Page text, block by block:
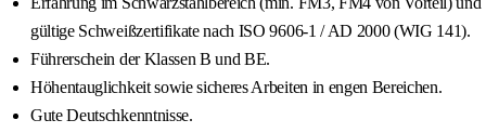
gültige Schweißzertifikate nach ISO 9606‑1 / AD 2000 (WIG 141).
Führerschein der Klassen B und BE.
Höhentauglichkeit sowie sicheres Arbeiten in engen Bereichen.
Gute Deutschkenntnisse.